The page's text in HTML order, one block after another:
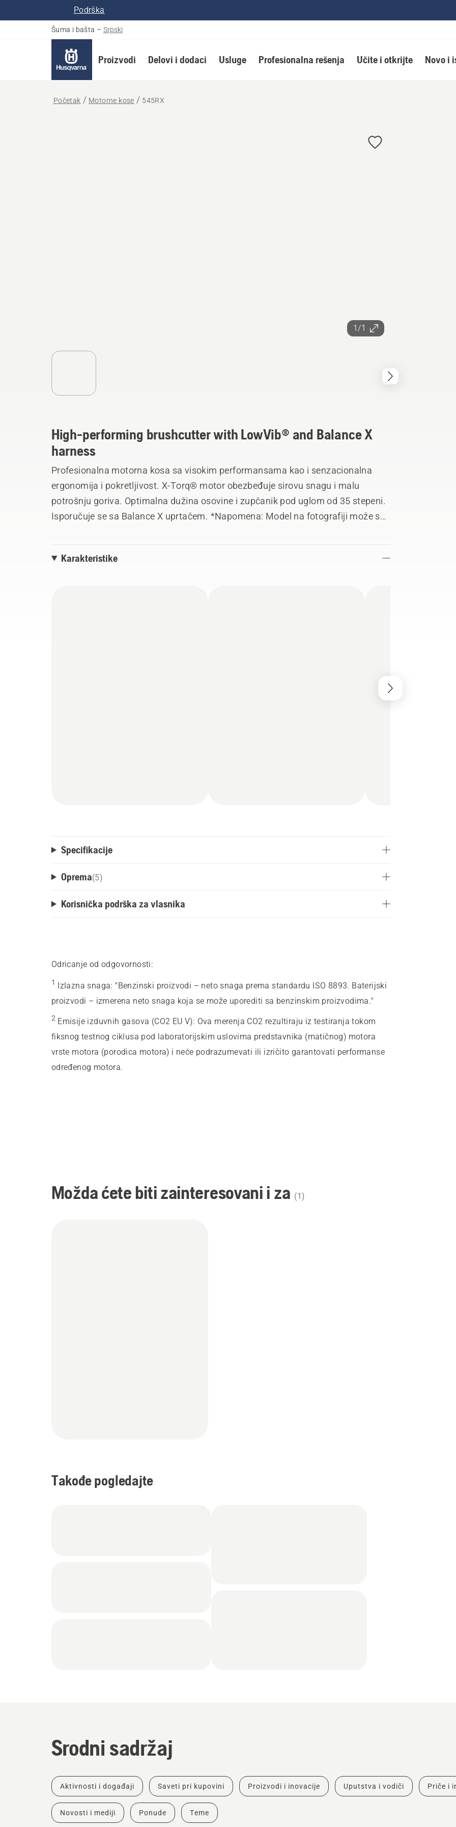
Podrška
Šuma i bašta – Srpski
Proizvodi Delovi i dodaci Usluge Profesionalna rešenja Učite i otkrijte Novo i
Početak Motorne kose 545RX
1/1
High-performing brushcutter with LowVib® and Balance X
harness
Profesionalna motorna kosa sa visokim performansama kao i senzacionalna
ergonomija i pokretljivost. X-Torq® motor obezbeđuje sirovu snagu i malu
potrošnju goriva. Optimalna dužina osovine i zupčanik pod uglom od 35 stepeni.
Isporučuje se sa Balance X uprtačem. *Napomena: Model na fotografiji može se
Karakteristike
Specifikacije
Oprema(5)
Korisnička podrška za vlasnika
Odricanje od odgovornosti:
1 Izlazna snaga: "Benzinski proizvodi – neto snaga prema standardu ISO 8893. Baterijski
proizvodi – izmerena neto snaga koja se može uporediti sa benzinskim proizvodima."
2 Emisije izduvnih gasova (CO2 EU V): Ova merenja CO2 rezultiraju iz testiranja tokom
fiksnog testnog ciklusa pod laboratorijskim uslovima predstavnika (matičnog) motora
vrste motora (porodica motora) i neće podrazumevati ili izričito garantovati performanse
određenog motora.
Možda ćete biti zainteresovani i za (1 )
Takođe pogledajte
Srodni sadržaj
Aktivnosti i događaji Saveti pri kupovini Proizvodi i inovacije Uputstva i vodiči Priče i
Novosti i mediji Ponude Teme